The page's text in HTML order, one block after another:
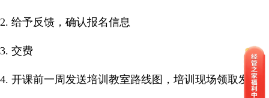
2. 给予反馈，确认报名信息
3. 交费
4. 开课前一周发送培训教室路线图，培训现场领取发票